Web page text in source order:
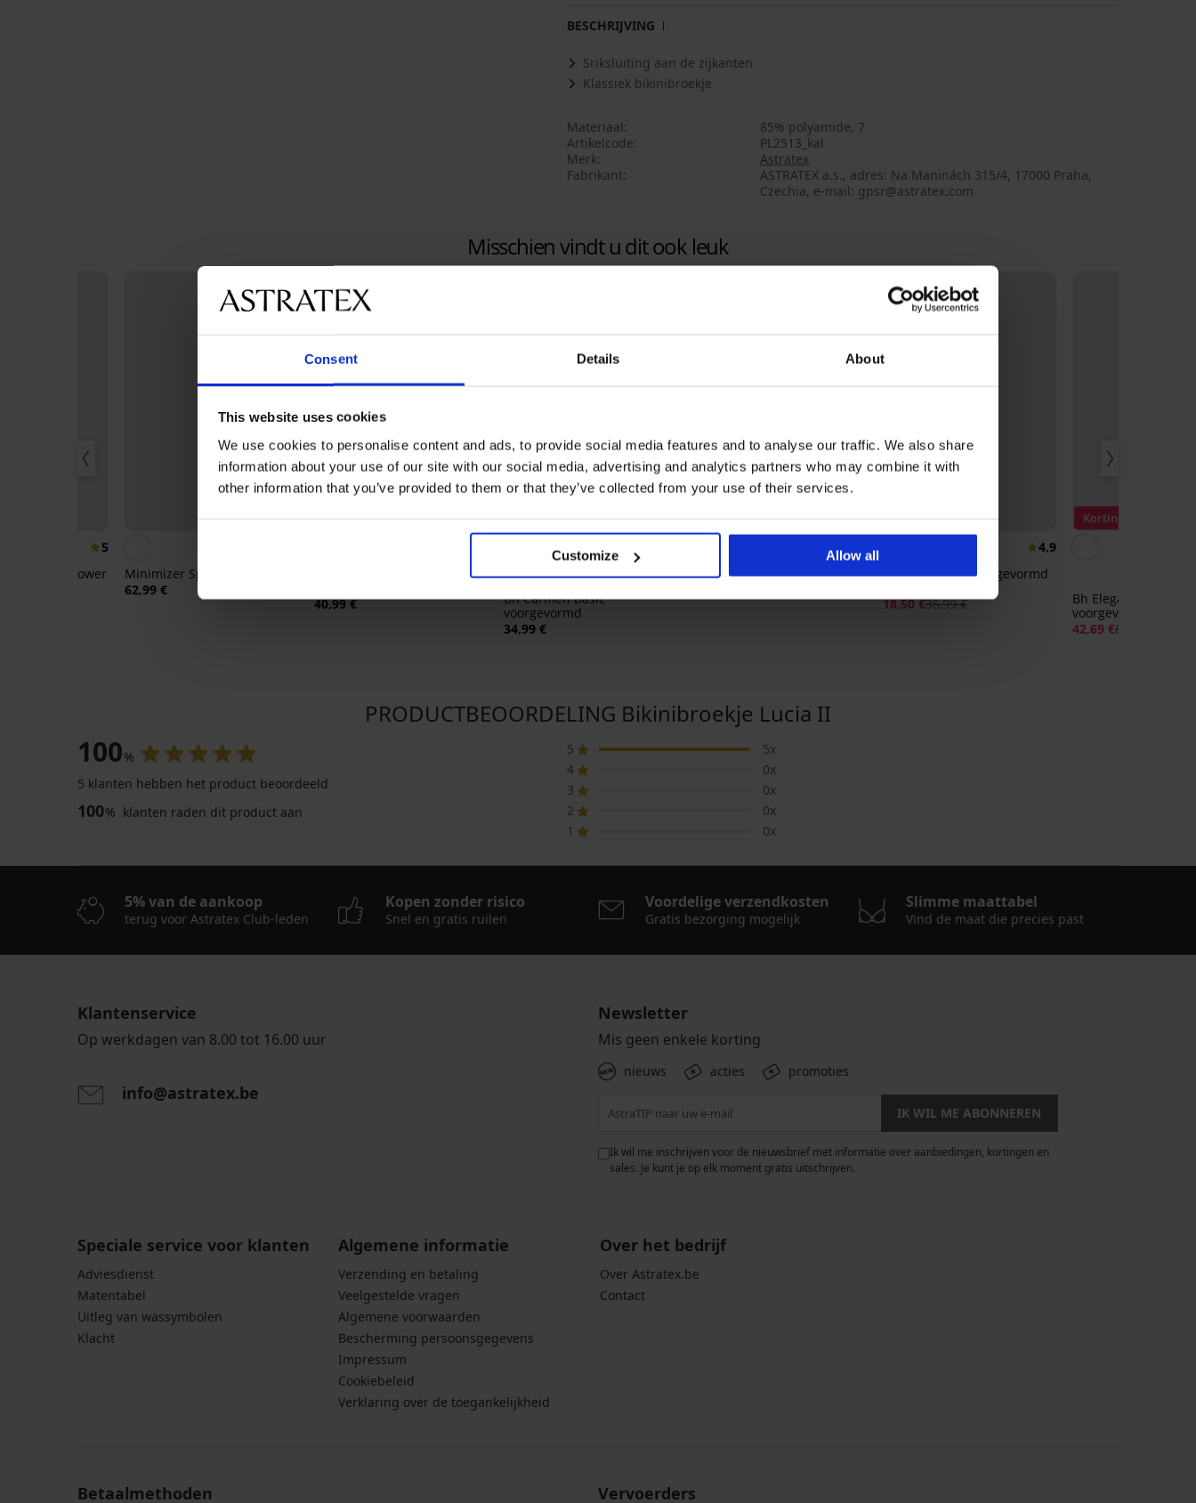
Consent Details About
This website uses cookies
We use cookies to personalise content and ads, to provide social media features and to analyse our traffic. We also share
information about your use of our site with our social media, advertising and analytics partners who may combine it with
other information that you’ve provided to them or that they’ve collected from your use of their services.
Customize Allow all
BESCHRIJVING
Sriksluiting aan de zijkanten
Klassiek bikinibroekje
Materiaal
85% polyamide, 7
Artikelcode
PL2513_kal
Merk
Astratex
Fabrikant
ASTRATEX a.s., adres: Na Maninách 315/4, 17000 Praha,
Czechia, e-mail: gpsr@astratex.com
Misschien vindt u dit ook leuk
5
Delicate Flower
Minimizer Spacer 3D Gia
62,99 €
Bh Spacer Flexicup Dotted
40,99 €
Bh Carmen Basic
voorgevormd
34,99 €
3+1 GRATIS
Bestseller
Brazilian slip DIVA by IVA
Korting -50%
4,9
Bh Soft Lace II voorgevormd
18,50 €36,99 €
Korting -30%
Bh Elegance niet-
voorgevormd
42,69 €60,99 €
Strandjurk
21,00
€
41,99
€
code
PRODUCTBEOORDELING Bikinibroekje Lucia II
100%
5 klanten hebben het product beoordeeld
100% klanten raden dit product aan
5
5x
4
0x
3
0x
2
0x
1
0x
5% van de aankoop
terug voor Astratex Club-leden
Kopen zonder risico
Snel en gratis ruilen
Voordelige verzendkosten
Gratis bezorging mogelijk
Slimme maattabel
Vind de maat die precies past
Klantenservice
Op werkdagen van 8.00 tot 16.00 uur
info@astratex.be
Newsletter
Mis geen enkele korting
nieuws acties promoties
IK WIL ME ABONNEREN
Ik wil me inschrijven voor de nieuwsbrief met informatie over aanbiedingen, kortingen en
sales. Je kunt je op elk moment gratis uitschrijven.
Speciale service voor klanten
Adviesdienst
Matentabel
Uitleg van wassymbolen
Klacht
Algemene informatie
Verzending en betaling
Veelgestelde vragen
Algemene voorwaarden
Bescherming persoonsgegevens
Impressum
Cookiebeleid
Verklaring over de toegankelijkheid
Over het bedrijf
Over Astratex.be
Contact
Betaalmethoden Vervoerders